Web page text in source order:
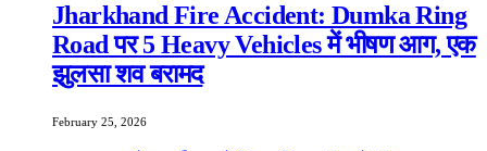
Jharkhand Fire Accident: Dumka Ring
Road पर 5 Heavy Vehicles में भीषण आग, एक
झुलसा शव बरामद
February 25, 2026